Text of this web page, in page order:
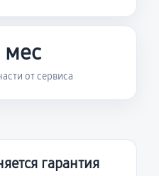
мес
от сервиса
гарантия